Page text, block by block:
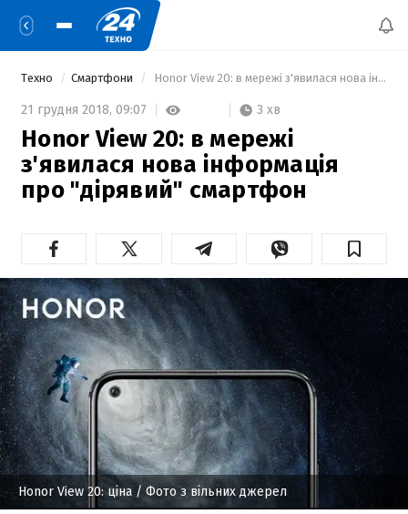
Техно Смартфони Honor View 20: в мережі з'явилася нова інформація про "дірявий" смартфон
21 грудня 2018, 09:07 3 хв
Honor View 20: в мережі
з'явилася нова інформація
про "дірявий" смартфон
Honor View 20: ціна / Фото з вільних джерел